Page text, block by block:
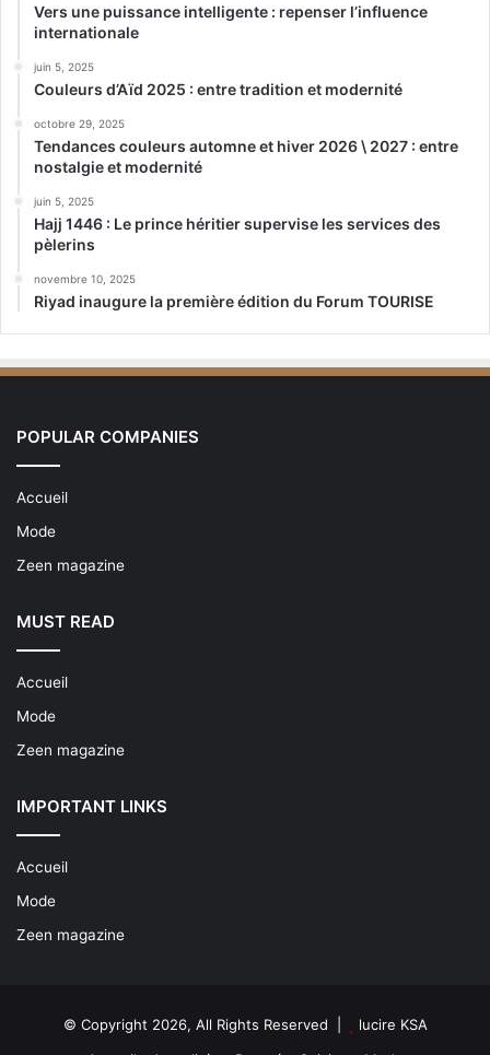
Vers une puissance intelligente : repenser l’influence
internationale
juin 5, 2025
Couleurs d’Aïd 2025 : entre tradition et modernité
octobre 29, 2025
Tendances couleurs automne et hiver 2026 \ 2027 : entre
nostalgie et modernité
juin 5, 2025
Hajj 1446 : Le prince héritier supervise les services des
pèlerins
novembre 10, 2025
Riyad inaugure la première édition du Forum TOURISE
POPULAR COMPANIES
Accueil
Mode
Zeen magazine
MUST READ
Accueil
Mode
Zeen magazine
IMPORTANT LINKS
Accueil
Mode
Zeen magazine
© Copyright 2026, All Rights Reserved |
lucire KSA